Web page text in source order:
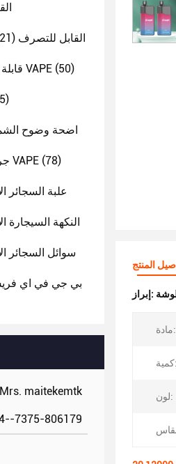
جراب VAPE القابل للتصرف (21)
قابلة لإعادة الشحن VAPE (50)
اضحة وضوح
جراب خرطوشة VAPE (78)
علبة السجائر
النكهة السيجارة
سوائل السجائر
بي جي في اي فريش
Mrs. maitekemtk
7375-806179
المنتج
إبراز:
مادة:
كمية:
لون: